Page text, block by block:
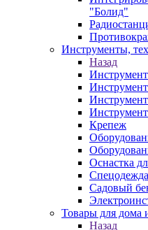
"Болид"
Инструменты,
Назад
Крепеж
Оснастка
Спецодежда
Садовый
Товары для дома
Назад